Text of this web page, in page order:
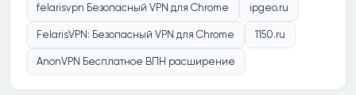
felarisvpn Безопасный VPN для Chrome ipgeo.ru
FelarisVPN: Безопасный VPN для Chrome 1150.ru
AnonVPN Бесплатное ВПН расширение